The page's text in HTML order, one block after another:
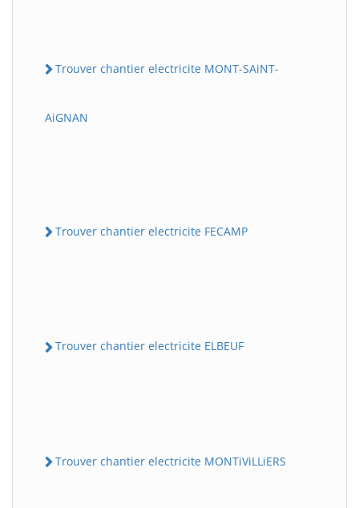
Trouver chantier electricite MONT-SAiNT-
AiGNAN
Trouver chantier electricite FECAMP
Trouver chantier electricite ELBEUF
Trouver chantier electricite MONTiViLLiERS